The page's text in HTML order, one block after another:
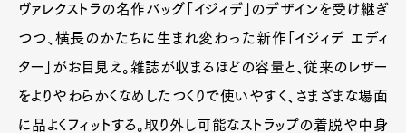
ヴァレクストラの名作バッグ「イジィデ」のデザインを受け継ぎ
つつ、横長のかたちに生まれ変わった新作「イジィデ エディ
ター」がお目見え。雑誌が収まるほどの容量と、従来のレザー
をよりやわらかくなめしたつくりで使いやすく、さまざまな場面
に品よくフィットする。取り外し可能なストラップの着脱や中身